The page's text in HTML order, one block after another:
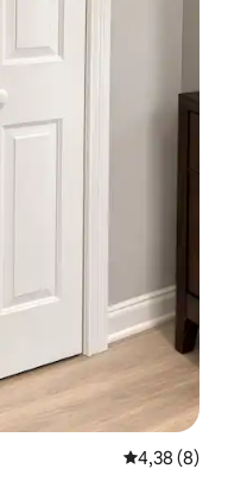
Évaluation
4,38 (8)